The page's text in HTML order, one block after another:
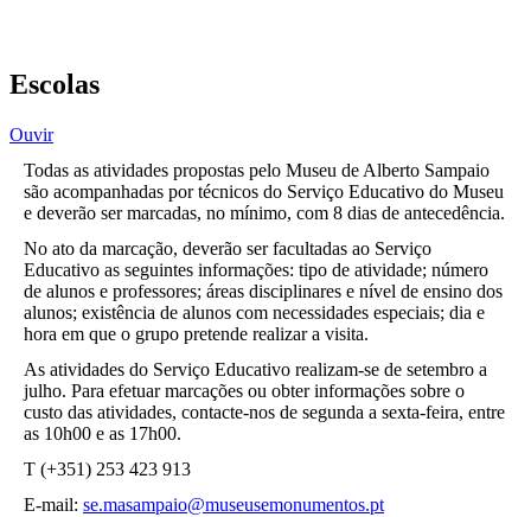
Escolas
Ouvir
Todas as atividades propostas pelo Museu de Alberto Sampaio
são acompanhadas por técnicos do Serviço Educativo do Museu
e deverão ser marcadas, no mínimo, com 8 dias de antecedência.
No ato da marcação, deverão ser facultadas ao Serviço
Educativo as seguintes informações: tipo de atividade; número
de alunos e professores; áreas disciplinares e nível de ensino dos
alunos; existência de alunos com necessidades especiais; dia e
hora em que o grupo pretende realizar a visita.
As atividades do Serviço Educativo realizam-se de setembro a
julho. Para efetuar marcações ou obter informações sobre o
custo das atividades, contacte-nos de segunda a sexta-feira, entre
as 10h00 e as 17h00.
T (+351) 253 423 913
E-mail: se.masampaio@museusemonumentos.pt